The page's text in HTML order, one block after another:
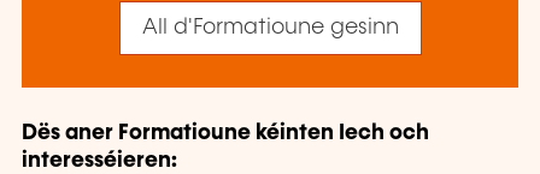
All d'Formatioune gesinn
Dës aner Formatioune kéinten Iech och
interesséieren: